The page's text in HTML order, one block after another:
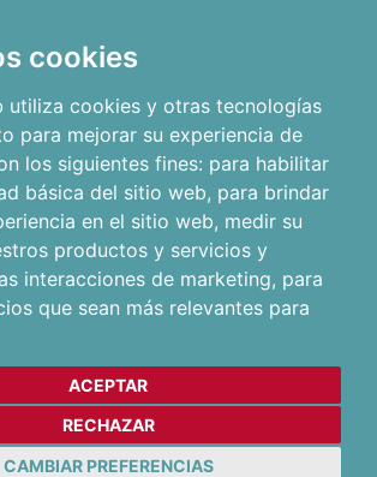
cookies
utiliza cookies y otras tecnologías
para mejorar su experiencia de
los siguientes fines: para habilitar
básica del sitio web, para brindar
en el sitio web, medir su
productos y servicios y
interacciones de marketing, para
que sean más relevantes para
ACEPTAR
RECHAZAR
CAMBIAR PREFERENCIAS